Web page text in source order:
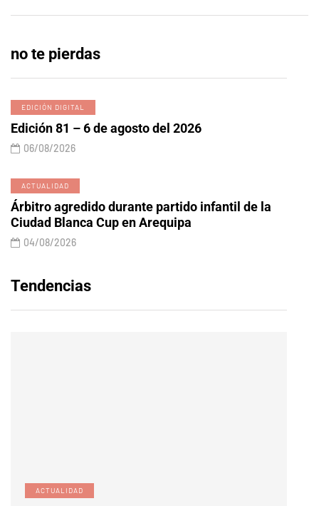
no te pierdas
EDICIÓN DIGITAL
Edición 81 – 6 de agosto del 2026
06/08/2026
ACTUALIDAD
Árbitro agredido durante partido infantil de la
Ciudad Blanca Cup en Arequipa
04/08/2026
Tendencias
ACTUALIDAD